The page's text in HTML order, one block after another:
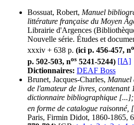
Bossuat, Robert, Manuel
littérature française du Moyen
Librairie d'Argences
Nouvelle série. Études et
xxxiv + 638 p. (ici p. 456-457, n
p. 502-503, nos 5241-5244) [IA]
Dictionnaires: DEAF Boss
Brunet, Jacques-Charles, Manuel
de l'amateur de livres, contenant
dictionnaire bibliographique [...];
en forme de catalogue raisonné,
Paris, Firmin Didot, 1860-1865,